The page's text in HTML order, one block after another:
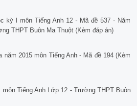
kỳ I môn Tiếng Anh 12 - Mã đề 537 - Năm
THPT Buôn Ma Thuột (Kèm đáp án)
năm 2015 môn Tiếng Anh - Mã đề 194 (Kèm
Tiếng Anh Lớp 12 - Trường THPT Buôn